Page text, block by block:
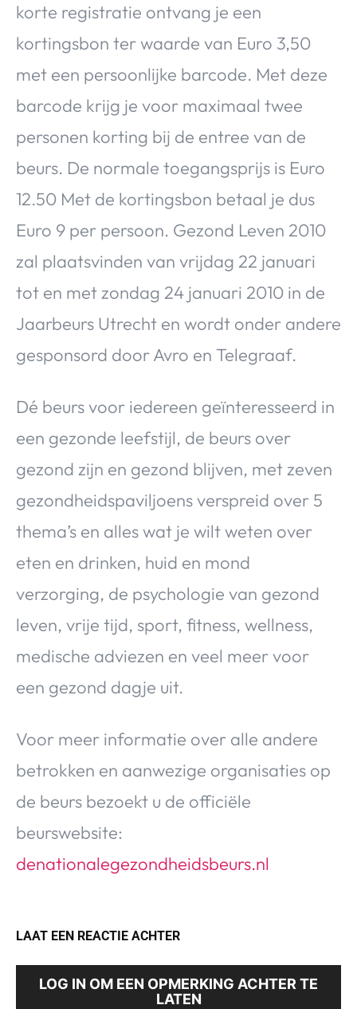
korte registratie ontvang je een
kortingsbon ter waarde van Euro 3,50
met een persoonlijke barcode. Met deze
barcode krijg je voor maximaal twee
personen korting bij de entree van de
beurs. De normale toegangsprijs is Euro
12.50 Met de kortingsbon betaal je dus
Euro 9 per persoon. Gezond Leven 2010
zal plaatsvinden van vrijdag 22 januari
tot en met zondag 24 januari 2010 in de
Jaarbeurs Utrecht en wordt onder andere
gesponsord door Avro en Telegraaf.
Dé beurs voor iedereen geïnteresseerd in
een gezonde leefstijl, de beurs over
gezond zijn en gezond blijven, met zeven
gezondheidspaviljoens verspreid over 5
thema’s en alles wat je wilt weten over
eten en drinken, huid en mond
verzorging, de psychologie van gezond
leven, vrije tijd, sport, fitness, wellness,
medische adviezen en veel meer voor
een gezond dagje uit.
Voor meer informatie over alle andere
betrokken en aanwezige organisaties op
de beurs bezoekt u de officiële
beurswebsite:
denationalegezondheidsbeurs.nl
LAAT EEN REACTIE ACHTER
LOG IN OM EEN OPMERKING ACHTER TE
LATEN